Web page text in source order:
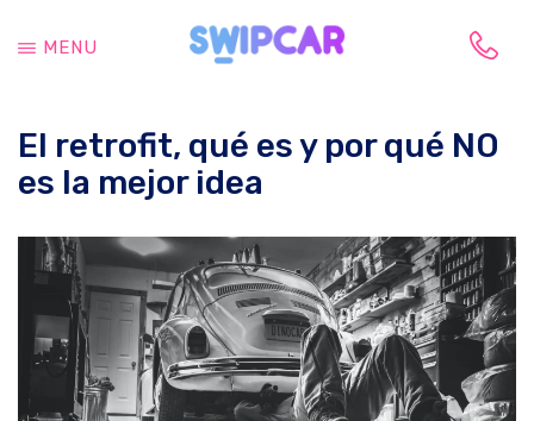
principal
cambia,
tu
coche
MENU
El retrofit, qué es y por qué NO
es la mejor idea